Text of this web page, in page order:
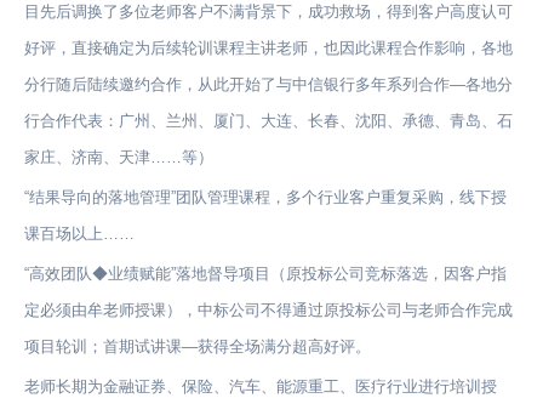
目先后调换了多位老师客户不满背景下，成功救场，得到客户高度认可
好评，直接确定为后续轮训课程主讲老师，也因此课程合作影响，各地
分行随后陆续邀约合作，从此开始了与中信银行多年系列合作—各地分
行合作代表：广州、兰州、厦门、大连、长春、沈阳、承德、青岛、石
家庄、济南、天津……等）
“结果导向的落地管理”团队管理课程，多个行业客户重复采购，线下授
课百场以上……
“高效团队◆业绩赋能”落地督导项目（原投标公司竞标落选，因客户指
定必须由牟老师授课），中标公司不得通过原投标公司与老师合作完成
项目轮训；首期试讲课—获得全场满分超高好评。
老师长期为金融证券、保险、汽车、能源重工、医疗行业进行培训授